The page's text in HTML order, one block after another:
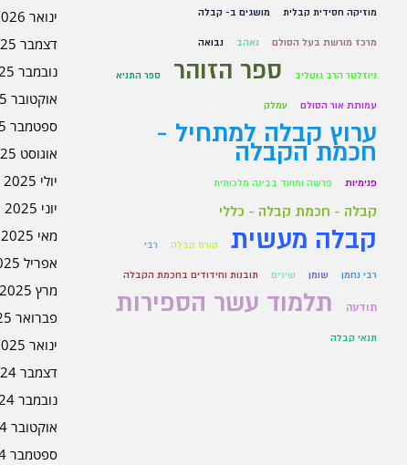
ינואר 2026
דצמבר 2025
נובמבר 2025
אוקטובר 2025
ספטמבר 2025
אוגוסט 2025
יולי 2025
יוני 2025
מאי 2025
אפריל 2025
מרץ 2025
פברואר 2025
ינואר 2025
דצמבר 2024
נובמבר 2024
אוקטובר 2024
ספטמבר 2024
מוזיקה חסידית קבלית מושגים ב- קבלה
מרכז מורשת בעל הסולם נאהב נבואה
ניוזלטר הרב גוטליב ספר הזוהר ספר התניא
עמותת אור הסולם עמלק
ערוץ קבלה למתחיל -
חכמת הקבלה
פנימיות פרשה ומועד בבינה מלכותית
קבלה - חכמת קבלה - כללי
קבלה מעשית קורס קבלה רבי
רבי נחמן שומן שירים תובנות וחידודים בחכמת הקבלה
תודעה תלמוד עשר הספירות
תנאי קבלה